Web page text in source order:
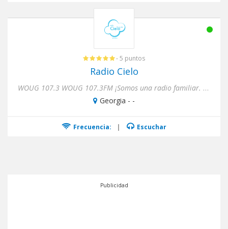
- 5 puntos
Radio Cielo
WOUG 107.3 WOUG 107.3FM ¡Somos una radio familiar. Te damos lo último en música y noticias de la comunidad hispana...
Georgia - -
Frecuencia: | Escuchar
Publicidad